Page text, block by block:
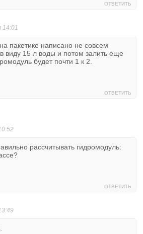
ОТВЕТИТЬ
14:01
пакетике написано не совсем
виду 15 л воды и потом залить еще
будет почти 1 к 2.
ОТВЕТИТЬ
рассчитывать гидромодуль:
ОТВЕТИТЬ